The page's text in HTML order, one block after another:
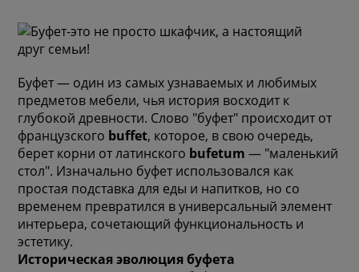
Буфет — один из самых узнаваемых и любимых
предметов мебели, чья история восходит к
глубокой древности. Слово "буфет" происходит от
французского buffet, которое, в свою очередь,
берет корни от латинского bufetum — "маленький
стол". Изначально буфет использовался как
простая подставка для еды и напитков, но со
временем превратился в универсальный элемент
интерьера, сочетающий функциональность и
эстетику.
Историческая эволюция буфета